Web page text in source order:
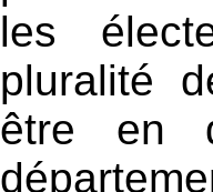
les
pluralité
être en